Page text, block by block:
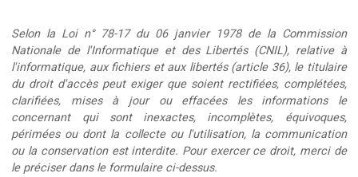
Selon la Loi n° 78-17 du 06 janvier 1978 de la Commission
Nationale de l'Informatique et des Libertés (CNIL), relative à
l'informatique, aux fichiers et aux libertés (article 36), le titulaire
du droit d'accès peut exiger que soient rectifiées, complétées,
clarifiées, mises à jour ou effacées les informations le
concernant qui sont inexactes, incomplètes, équivoques,
périmées ou dont la collecte ou l'utilisation, la communication
ou la conservation est interdite. Pour exercer ce droit, merci de
le préciser dans le formulaire ci-dessus.